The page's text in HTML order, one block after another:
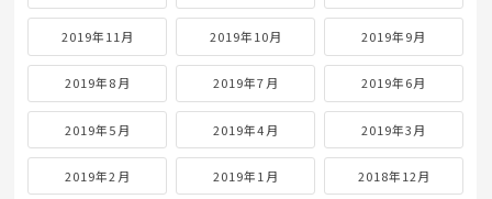
2019年11月 2019年10月 2019年9月
2019年8月 2019年7月 2019年6月
2019年5月 2019年4月 2019年3月
2019年2月 2019年1月 2018年12月